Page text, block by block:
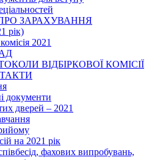
ЗАРАХУВАННЯ
рік)
2021
ВІДБІРКОВОЇ КОМІСІЇ
документи
дверей – 2021
на 2021 рік
фахових випробувань,